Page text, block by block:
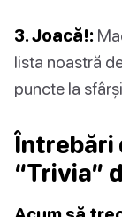
3. Joacă!:
lista noastră
puncte la
Întrebări
“Trivia”